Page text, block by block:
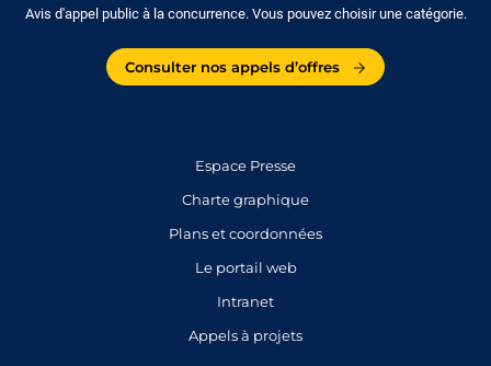
Avis d'appel public à la concurrence. Vous pouvez choisir une catégorie.
Consulter nos appels d’offres
Espace Presse
Charte graphique
Plans et coordonnées
Le portail web
Intranet
Appels à projets